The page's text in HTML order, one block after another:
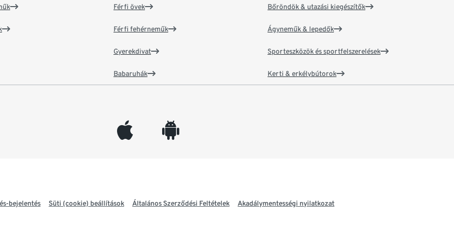
Férfi övek
Férfi fehérneműk
Gyerekdivat
Babaruhák
Bőröndök & utazási kiegészítők
Ágyneműk & lepedők
Sporteszközök és sportfelszerelések
Kerti & erkélybútorok
appleinc android
bejelentés Süti (cookie) beállítások Általános Szerződési Feltételek Akadálymentességi nyilatkozat